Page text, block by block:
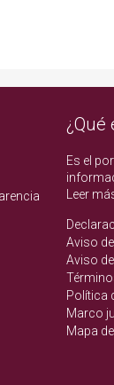
¿Qué
Es el
Leer
Aviso
Aviso
Política
Marco
Mapa